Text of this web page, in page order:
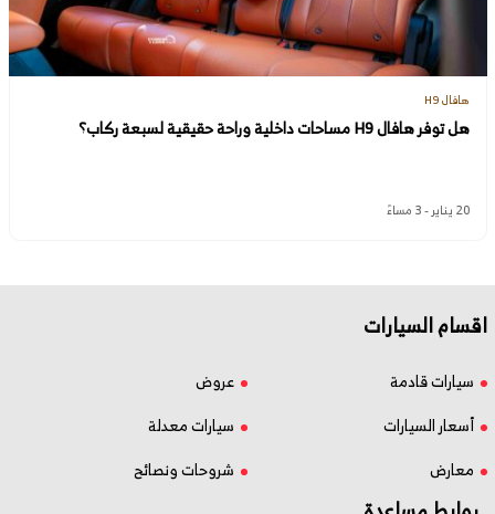
هافال H9
هل توفر هافال H9 مساحات داخلية وراحة حقيقية لسبعة ركاب؟
20 يناير - 3 مساءً
اقسام السيارات
سيارات قادمة
عروض
أسعار السيارات
سيارات معدلة
معارض
شروحات ونصائح